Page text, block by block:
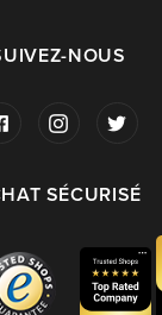
NOUS
SÉCURISÉ